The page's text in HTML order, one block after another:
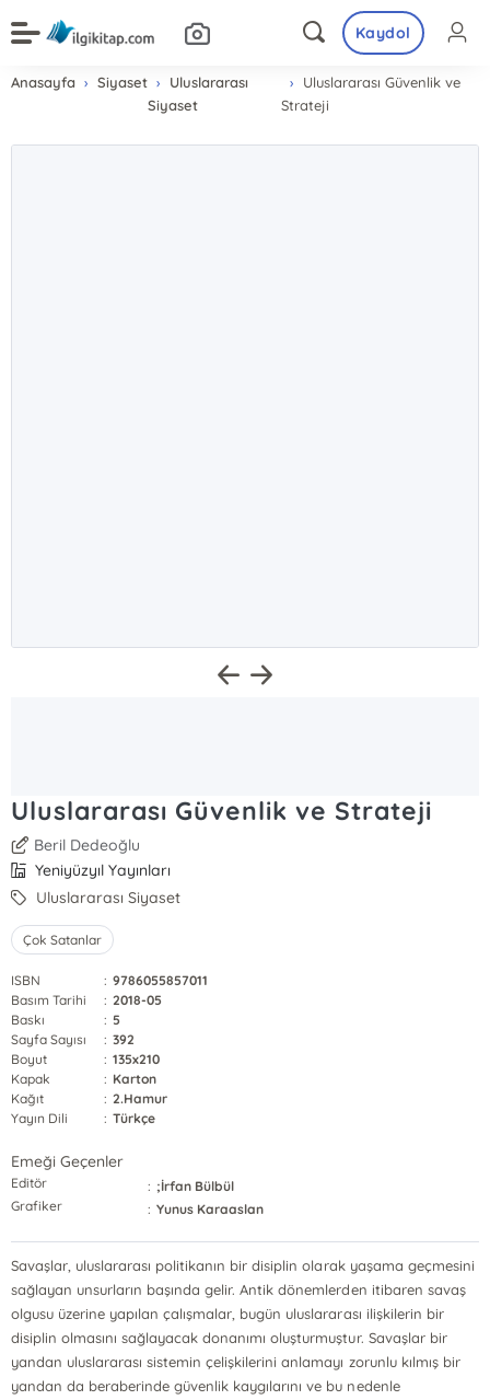
Kaydol
Anasayfa Siyaset
Uluslararası
Siyaset
Uluslararası Güvenlik ve
Strateji
Uluslararası Güvenlik ve Strateji
Beril Dedeoğlu
Yeniyüzyıl Yayınları
Uluslararası Siyaset
Çok Satanlar
ISBN : 9786055857011
Basım Tarihi
: 2018-05
Baskı
: 5
Sayfa Sayısı
: 392
Boyut
: 135x210
Kapak
: Karton
Kağıt
: 2.Hamur
Yayın Dili
: Türkçe
Emeği Geçenler
Editör : ;İrfan Bülbül
Grafiker
: Yunus Karaaslan
Savaşlar, uluslararası politikanın bir disiplin olarak yaşama geçmesini
sağlayan unsurların başında gelir. Antik dönemlerden itibaren savaş
olgusu üzerine yapılan çalışmalar, bugün uluslararası ilişkilerin bir
disiplin olmasını sağlayacak donanımı oluşturmuştur. Savaşlar bir
yandan uluslararası sistemin çelişkilerini anlamayı zorunlu kılmış bir
yandan da beraberinde güvenlik kaygılarını ve bu nedenle